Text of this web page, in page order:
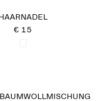
HAARNADEL
€ 15